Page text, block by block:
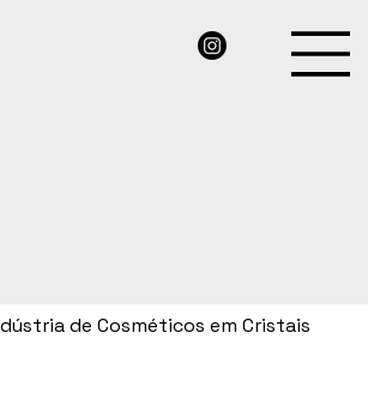
de Cosméticos em Cristais